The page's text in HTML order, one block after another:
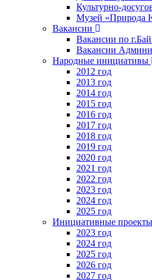
Культурно-
Музей «Природа
Вакансии
Вакансии по
Вакансии
Народные инициативы
2012 год
2013 год
2014 год
2015 год
2016 год
2017 год
2018 год
2019 год
2020 год
2021 год
2022 год
2023 год
2024 год
2025 год
Инициативные проекты
2023 год
2024 год
2025 год
2026 год
2027 год